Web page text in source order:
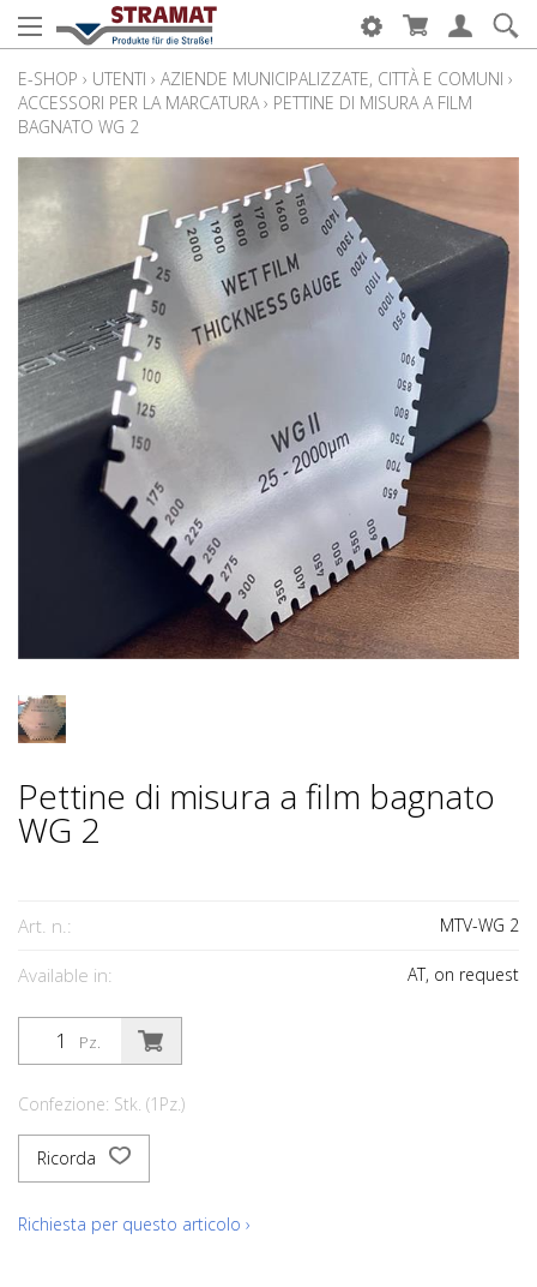
E-SHOP › UTENTI › AZIENDE MUNICIPALIZZATE, CITTÀ E COMUNI ›
ACCESSORI PER LA MARCATURA › PETTINE DI MISURA A FILM
BAGNATO WG 2
Pettine di misura a film bagnato
WG 2
Art. n.: MTV-WG 2
Available in: AT, on request
Pz.
Confezione: Stk. (1Pz.)
Ricorda
Richiesta per questo articolo ›